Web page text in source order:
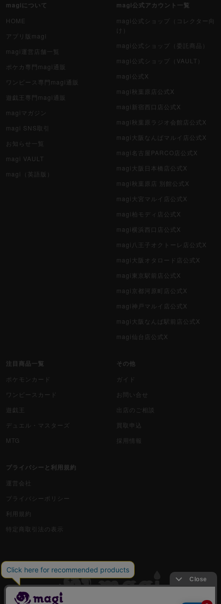
magiについて
HOME
アプリ版magi
magi運営店舗一覧
ポケカ専門magi通販
ワンピース専門magi通販
遊戯王専門magi通販
magiマガジン
magi SNS取引
お知らせ一覧
magi VAULT
magi（英語版）
magi公式アカウント一覧
magi公式ショップ（コレクター向
け）
magi公式ショップ（委託商品）
magi公式ショップ（VAULT）
magi公式X
magi秋葉原店公式X
magi新宿西口店公式X
magi秋葉原ラジオ会館店公式X
magi大阪なんばマルイ店公式X
magi名古屋PARCO店公式X
magi大阪日本橋店公式X
magi秋葉原店 別館公式X
magi大宮マルイ店公式X
magi柏モディ店公式X
magi横浜西口店公式X
magi八王子オクトーレ店公式X
magi大阪オタロード店公式X
magi東京駅前店公式X
magi京都河原町店公式X
magi神戸マルイ店公式X
magi大阪なんば駅前店公式X
magi仙台店公式X
注目商品一覧
ポケモンカード
ワンピースカード
遊戯王
デュエル・マスターズ
MTG
その他
ガイド
お問い合せ
出店のご相談
買取申込
採用情報
プライバシーと利用規約
運営会社
プライバシーポリシー
利用規約
特定商取引法の表示